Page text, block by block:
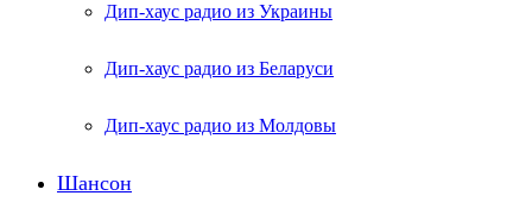
Дип-хаус радио из Украины
Дип-хаус радио из Беларуси
Дип-хаус радио из Молдовы
Шансон